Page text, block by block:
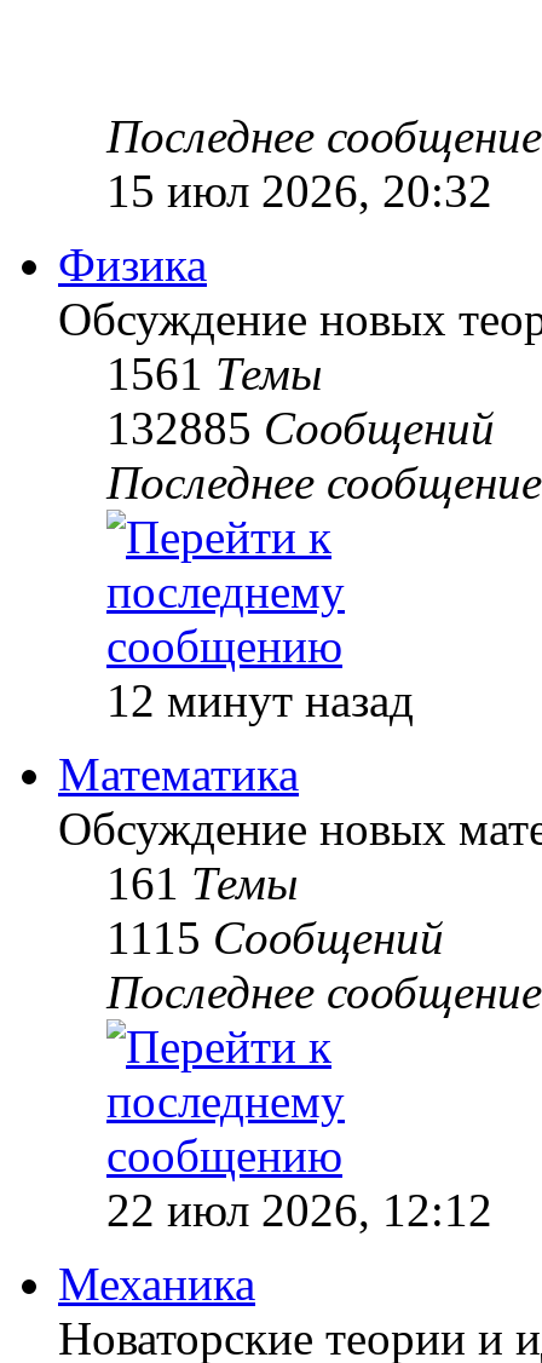
Последнее сообщение
15 июл 2026, 20:32
Физика
Обсуждение новых
1561 Темы
132885 Сообщений
Последнее сообщение
12 минут назад
Математика
Обсуждение новых
161 Темы
1115 Сообщений
Последнее сообщение
22 июл 2026, 12:12
Механика
Новаторские теории и